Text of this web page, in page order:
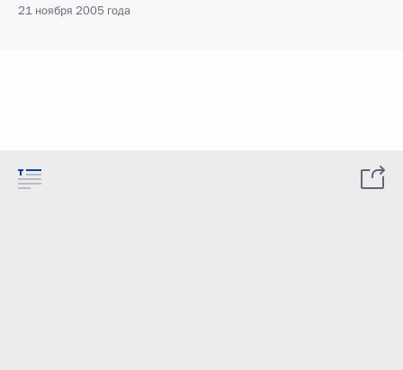
21 ноября 2005 года